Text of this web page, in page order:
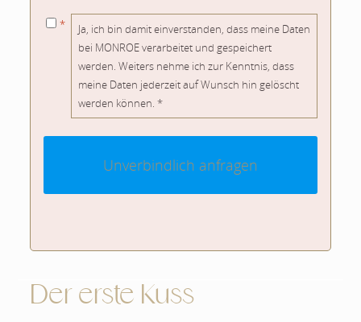
Einwilligung
* *
Ja, ich bin damit einverstanden, dass meine Daten
bei MONROE verarbeitet und gespeichert
werden. Weiters nehme ich zur Kenntnis, dass
meine Daten jederzeit auf Wunsch hin gelöscht
werden können. *
Der erste Kuss